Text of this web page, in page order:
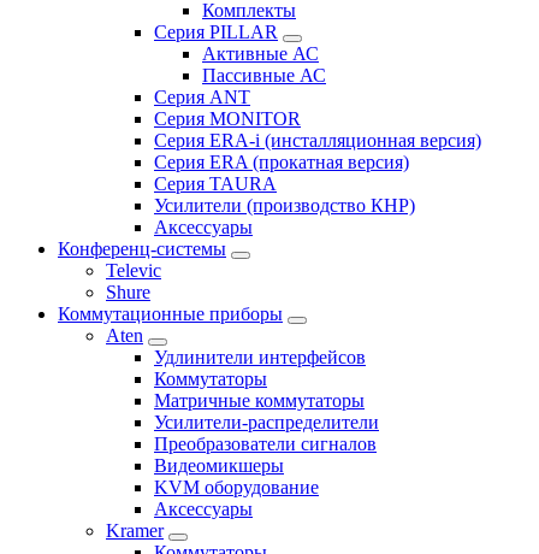
Комплекты
Серия PILLAR
Активные АС
Пассивные АС
Серия ANT
Серия MONITOR
Серия ERA-i (инсталляционная версия)
Серия ERA (прокатная версия)
Серия TAURA
Усилители (производство КНР)
Аксессуары
Конференц-системы
Televic
Shure
Коммутационные приборы
Aten
Удлинители интерфейсов
Коммутаторы
Матричные коммутаторы
Усилители-распределители
Преобразователи сигналов
Видеомикшеры
KVM оборудование
Аксессуары
Kramer